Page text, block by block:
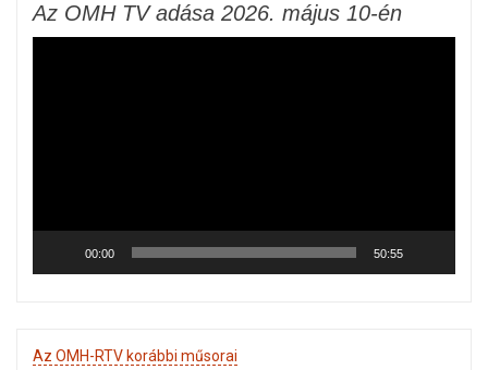
Az OMH TV adása 2026. május 10-én
00:00 50:55
Az OMH-RTV korábbi műsorai